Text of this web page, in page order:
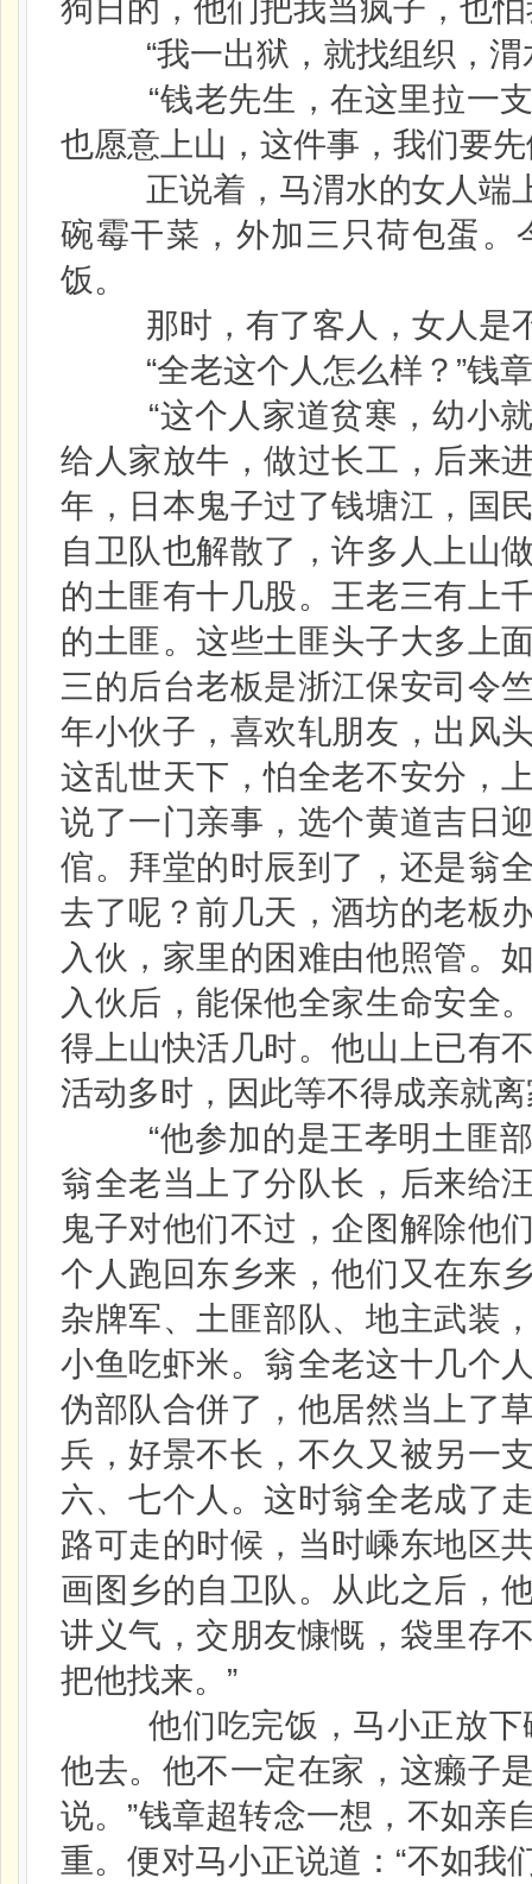
狗日的，他们把我当疯子，也
“我一出狱，就找组织，渭
“钱老先生，在这里拉一支
也愿意上山，这件事，我们要
正说着，马渭水的女人端上
碗霉干菜，外加三只荷包蛋
饭。
那时，有了客人，女人是不
“全老这个人怎么样？”钱章
“这个人家道贫寒，幼小就
给人家放牛，做过长工，后来
年，日本鬼子过了钱塘江，国
自卫队也解散了，许多人上山
的土匪有十几股。王老三有上
的土匪。这些土匪头子大多上
三的后台老板是浙江保安司令
年小伙子，喜欢轧朋友，出风
这乱世天下，怕全老不安分，
说了一门亲事，选个黄道吉日
倌。拜堂的时辰到了，还是翁
去了呢？前几天，酒坊的老板
入伙，家里的困难由他照管。
入伙后，能保他全家生命安全
得上山快活几时。他山上已有
活动多时，因此等不得成亲就
“他参加的是王孝明土匪部
翁全老当上了分队长，后来给
鬼子对他们不过，企图解除他
个人跑回东乡来，他们又在东
杂牌军、土匪部队、地主武装
小鱼吃虾米。翁全老这十几个
伪部队合併了，他居然当上了
兵，好景不长，不久又被另一
六、七个人。这时翁全老成了
路可走的时候，当时嵊东地区
画图乡的自卫队。从此之后，
讲义气，交朋友慷慨，袋里存
把他找来。”
他们吃完饭，马小正放下碗
他去。他不一定在家，这癞子
说。”钱章超转念一想，不如亲
重。便对马小正说道：“不如我